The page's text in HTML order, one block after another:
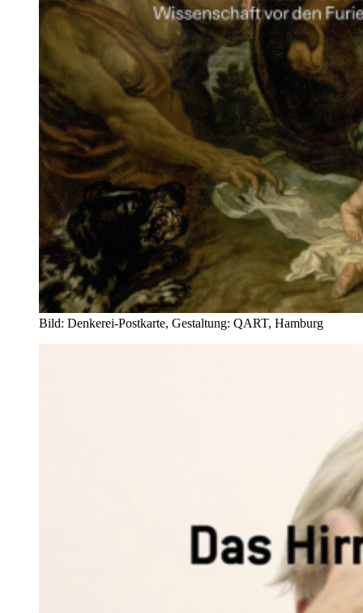
Bild: Denkerei-Postkarte, Gestaltung: QART, Hamburg